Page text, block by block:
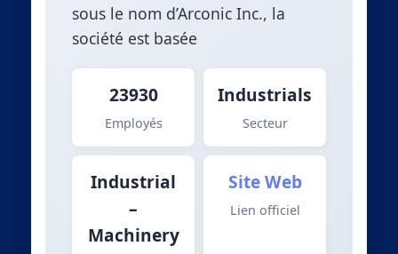
sous le nom d’Arconic Inc., la
société est basée
23930
Employés
Industrials
Secteur
Industrial
–
Machinery
Site Web
Lien officiel